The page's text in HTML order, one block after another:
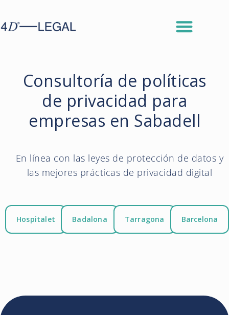
Consultoría de políticas
de privacidad para
empresas en Sabadell
En línea con las leyes de protección de datos y
las mejores prácticas de privacidad digital
Hospitalet Badalona Tarragona Barcelona